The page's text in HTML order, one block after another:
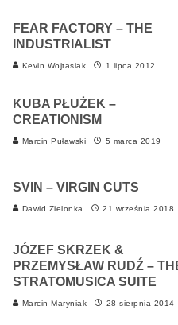
FEAR FACTORY – THE
INDUSTRIALIST
Kevin Wojtasiak 1 lipca 2012
KUBA PŁUŻEK –
CREATIONISM
Marcin Puławski 5 marca 2019
SVIN – VIRGIN CUTS
Dawid Zielonka 21 września 2018
JÓZEF SKRZEK &
PRZEMYSŁAW RUDŹ –
STRATOMUSICA SUITE
Marcin Maryniak 28 sierpnia 2014